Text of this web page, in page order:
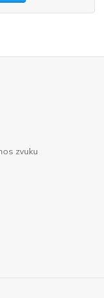
zvuku